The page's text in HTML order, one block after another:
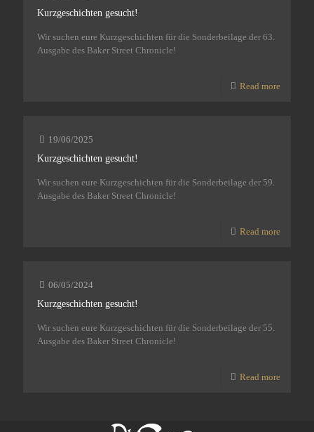
Kurzgeschichten gesucht!
Wir suchen eure Kurzgeschichten für die Sonderbeilage der 63.
Ausgabe des Baker Street Chronicle!
Read more
19/06/2025
Kurzgeschichten gesucht!
Wir suchen eure Kurzgeschichten für die Sonderbeilage der 59.
Ausgabe des Baker Street Chronicle!
Read more
06/05/2024
Kurzgeschichten gesucht!
Wir suchen eure Kurzgeschichten für die Sonderbeilage der 55.
Ausgabe des Baker Street Chronicle!
Read more